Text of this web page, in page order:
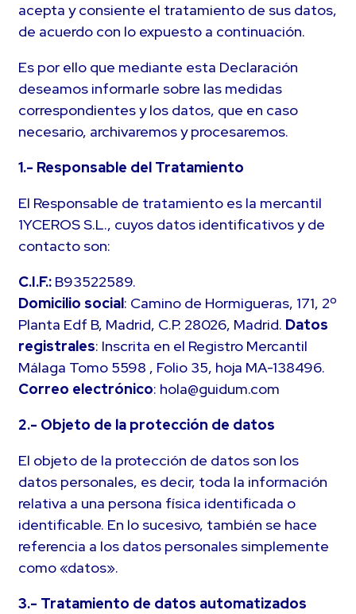
acepta y consiente el tratamiento de sus datos,
de acuerdo con lo expuesto a continuación.
Es por ello que mediante esta Declaración
deseamos informarle sobre las medidas
correspondientes y los datos, que en caso
necesario, archivaremos y procesaremos.
1.- Responsable del Tratamiento
El Responsable de tratamiento es la mercantil
1YCEROS S.L., cuyos datos identificativos y de
contacto son:
C.I.F.: B93522589.
Domicilio social: Camino de Hormigueras, 171, 2º
Planta Edf B, Madrid, C.P. 28026, Madrid. Datos
registrales: Inscrita en el Registro Mercantil
Málaga Tomo 5598 , Folio 35, hoja MA-138496.
Correo electrónico: hola@guidum.com
2.- Objeto de la protección de datos
El objeto de la protección de datos son los
datos personales, es decir, toda la información
relativa a una persona física identificada o
identificable. En lo sucesivo, también se hace
referencia a los datos personales simplemente
como «datos».
3.- Tratamiento de datos automatizados